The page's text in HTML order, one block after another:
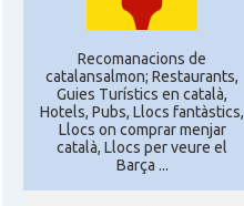
Recomanacions de
catalansalmon; Restaurants,
Guies Turístics en català,
Hotels, Pubs, Llocs fantàstics,
Llocs on comprar menjar
català, Llocs per veure el
Barça ...